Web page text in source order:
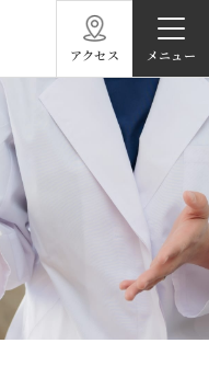
アクセス